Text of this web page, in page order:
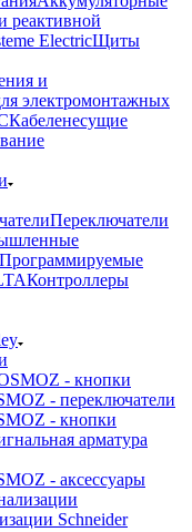
реактивной
ElectricЩиты
и
электромонтажных
Кабеленесущие
Переключатели
Программируемые
Контроллеры
- кнопки
- переключатели
- кнопки
арматура
- аксессуары
Schneider